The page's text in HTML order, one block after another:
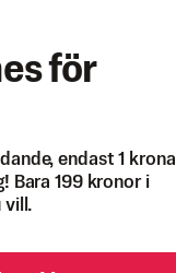
för
endast 1 krona
Bara 199 kronor i
vill.